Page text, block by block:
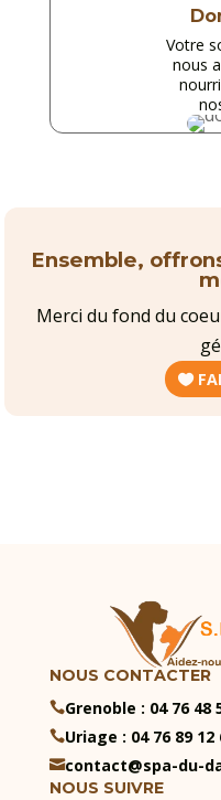
Votre
nous
Ensemble,
Merci du fond du
NOUS CONTACTER
Grenoble : 04 76 48
Uriage : 04 76 89 12
contact@spa-du-
NOUS SUIVRE